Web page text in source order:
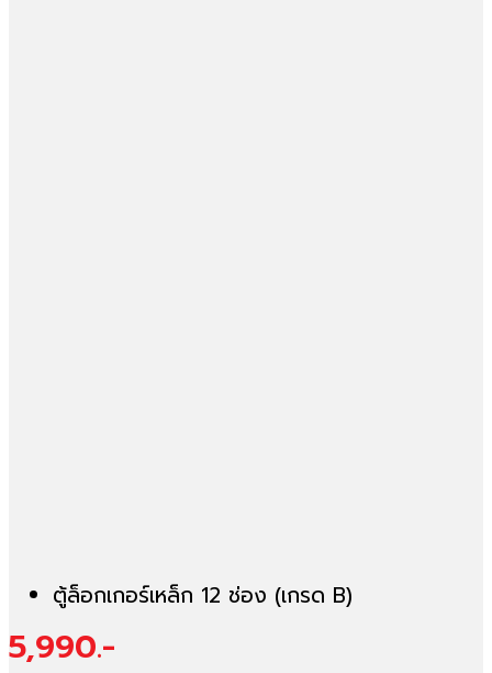
ตู้ล็อกเกอร์เหล็ก 12 ช่อง (เกรด B)
5,990.-